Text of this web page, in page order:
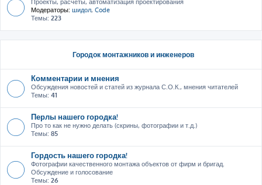
Проекты, расчеты, автоматизация проектирования
Модераторы: шидол, Code
Темы: 223
Городок монтажников и инженеров
Комментарии и мнения
Обсуждения новостей и статей из журнала С.О.К., мнения читателей
Темы: 41
Перлы нашего городка!
Про то как не нужно делать (скрины, фотографии и т.д.)
Темы: 85
Гордость нашего городка!
Фотографии качественного монтажа объектов от фирм и бригад.
Обсуждение и голосование
Темы: 26